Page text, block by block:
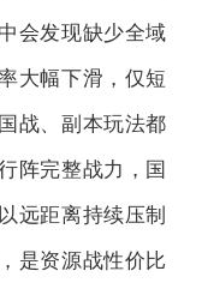
会发现缺少全域
大幅下滑，仅短
战、副本玩法都
阵完整战力，国
远距离持续压制
是资源战性价比